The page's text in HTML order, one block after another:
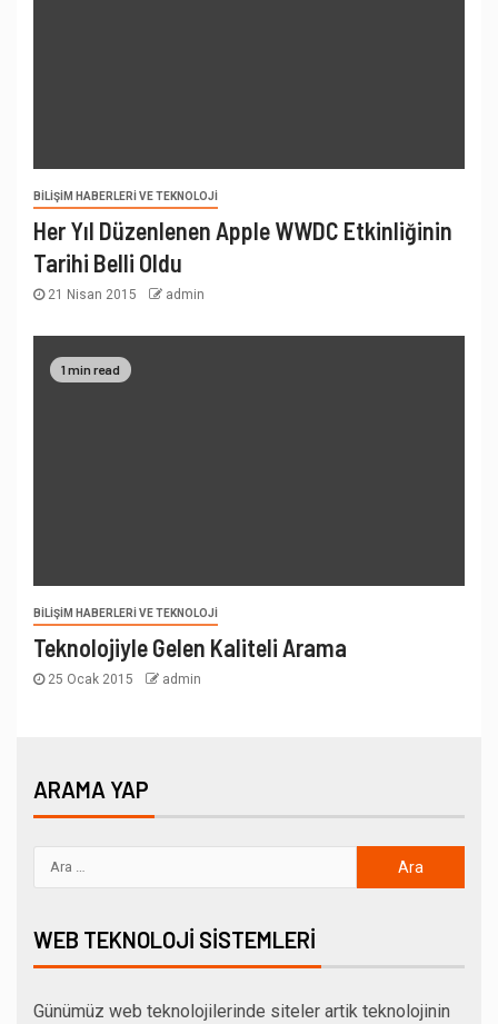
BILIŞIM HABERLERI VE TEKNOLOJI
Her Yıl Düzenlenen Apple WWDC Etkinliğinin
Tarihi Belli Oldu
21 Nisan 2015 admin
1 min read
BILIŞIM HABERLERI VE TEKNOLOJI
Teknolojiyle Gelen Kaliteli Arama
25 Ocak 2015 admin
ARAMA YAP
WEB TEKNOLOJI SISTEMLERI
Günümüz web teknolojilerinde siteler artik teknolojinin